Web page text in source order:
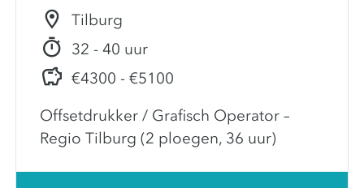
Tilburg
32 - 40 uur
€4300 - €5100
Offsetdrukker / Grafisch Operator –
Regio Tilburg (2 ploegen, 36 uur)